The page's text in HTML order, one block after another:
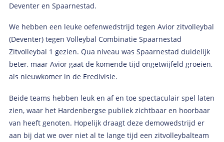
Deventer en Spaarnestad.
We hebben een leuke oefenwedstrijd tegen Avior zitvolleybal
(Deventer) tegen Volleybal Combinatie Spaarnestad
Zitvolleybal 1 gezien. Qua niveau was Spaarnestad duidelijk
beter, maar Avior gaat de komende tijd ongetwijfeld groeien,
als nieuwkomer in de Eredivisie.
Beide teams hebben leuk en af en toe spectaculair spel laten
zien, waar het Hardenbergse publiek zichtbaar en hoorbaar
van heeft genoten. Hopelijk draagt deze demowedstrijd er
aan bij dat we over niet al te lange tijd een zitvolleybalteam